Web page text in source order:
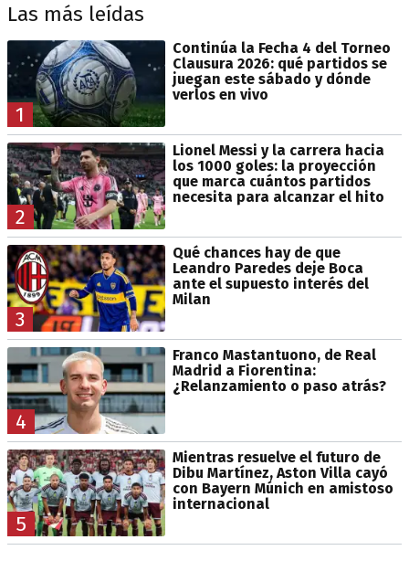
Las más leídas
1
Continúa la Fecha 4 del Torneo
Clausura 2026: qué partidos se
juegan este sábado y dónde
verlos en vivo
2
Lionel Messi y la carrera hacia
los 1000 goles: la proyección
que marca cuántos partidos
necesita para alcanzar el hito
3
Qué chances hay de que
Leandro Paredes deje Boca
ante el supuesto interés del
Milan
4
Franco Mastantuono, de Real
Madrid a Fiorentina:
¿Relanzamiento o paso atrás?
5
Mientras resuelve el futuro de
Dibu Martínez, Aston Villa cayó
con Bayern Múnich en amistoso
internacional